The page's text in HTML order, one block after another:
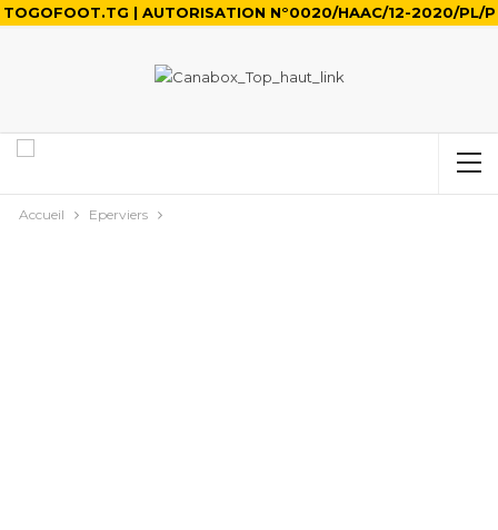
TOGOFOOT.TG | AUTORISATION N°0020/HAAC/12-2020/PL/P
Accueil Eperviers